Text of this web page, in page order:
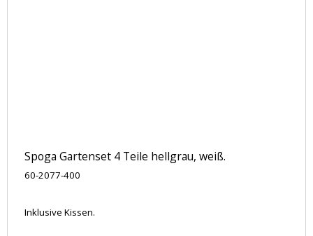
Spoga Gartenset 4 Teile hellgrau, weiß.
60-2077-400
Inklusive Kissen.